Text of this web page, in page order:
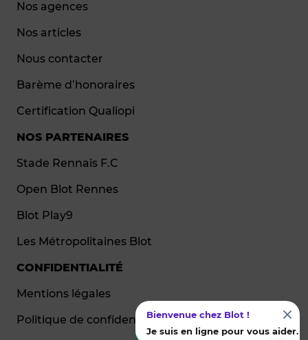
Nos agences
Nos articles
Nous contacter
Barème d’honoraires
Certification Qualiopi
NOS PARTENAIRES
Stade Rennais F.C
Open Blot Rennes
Blot Play9
Les Métropolitaines Blot
CONFIDENTIALITÉ
Mentions légales
Politique de confidentialitéBienvenue chez Blot !
Je suis en ligne pour vous aider.